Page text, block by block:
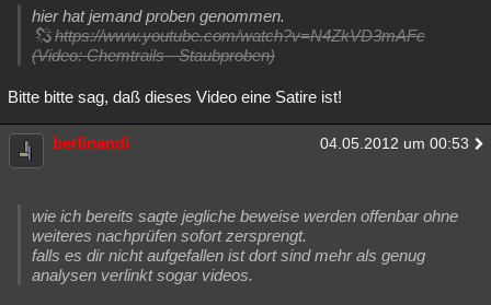
hier hat jemand proben genommen.
https://www.youtube.com/watch?v=N4ZkVD3mAFc
(Video: Chemtrails - Staubproben)
Bitte bitte sag, daß dieses Video eine Satire ist!
berlinandi 04.05.2012 um 00:53
wie ich bereits sagte jegliche beweise werden offenbar ohne
weiteres nachprüfen sofort zersprengt.
falls es dir nicht aufgefallen ist dort sind mehr als genug
analysen verlinkt sogar videos.